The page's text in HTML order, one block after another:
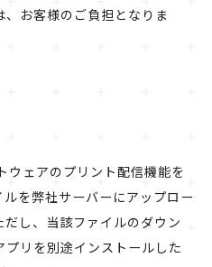
お客様のご負担となりま
ウェアのプリント配信機能を
を弊社サーバーにアップロー
だし、当該ファイルのダウン
リを別途インストールした